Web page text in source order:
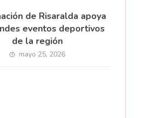
de Risaralda apoya
eventos deportivos
de la región
mayo 25, 2026